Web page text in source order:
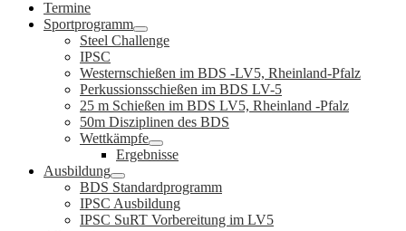
Termine
Sportprogramm
Steel Challenge
IPSC
Westernschießen im BDS -LV5, Rheinland-Pfalz
Perkussionsschießen im BDS LV-5
25 m Schießen im BDS LV5, Rheinland -Pfalz
50m Disziplinen des BDS
Wettkämpfe
Ergebnisse
Ausbildung
BDS Standardprogramm
IPSC Ausbildung
IPSC SuRT Vorbereitung im LV5